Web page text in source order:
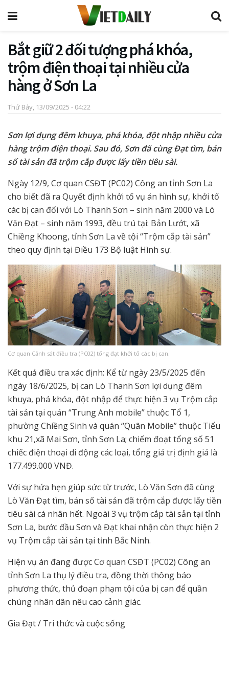
Bắt giữ 2 đối tượng phá khóa,
trộm điện thoại tại nhiều cửa
hàng ở Sơn La
Thứ Bảy, 13/09/2025 - 04:22
Sơn lợi dụng đêm khuya, phá khóa, đột nhập nhiều cửa
hàng trộm điện thoại. Sau đó, Sơn đã cùng Đạt tìm, bán
số tài sản đã trộm cắp được lấy tiền tiêu sài.
Ngày 12/9, Cơ quan CSĐT (PC02) Công an tỉnh Sơn La
cho biết đã ra Quyết định khởi tố vụ án hình sự, khởi tố
các bị can đối với Lò Thanh Sơn – sinh năm 2000 và Lò
Văn Đạt – sinh năm 1993, đều trú tại: Bản Lướt, xã
Chiềng Khoong, tỉnh Sơn La về tội “Trộm cắp tài sản”
theo quy định tại Điều 173 Bộ luật Hình sự.
Cơ quan Cảnh sát điều tra (PC02) tống đạt khởi tố các bị can.
Kết quả điều tra xác định: Kể từ ngày 23/5/2025 đến
ngày 18/6/2025, bị can Lò Thanh Sơn lợi dụng đêm
khuya, phá khóa, đột nhập để thực hiện 3 vụ Trộm cắp
tài sản tại quán “Trung Anh mobile” thuộc Tổ 1,
phường Chiềng Sinh và quán “Quân Mobile” thuộc Tiểu
khu 21,xã Mai Sơn, tỉnh Sơn La; chiếm đoạt tổng số 51
chiếc điện thoại di động các loại, tổng giá trị định giá là
177.499.000 VNĐ.
Với sự hứa hẹn giúp sức từ trước, Lò Văn Sơn đã cùng
Lò Văn Đạt tìm, bán số tài sản đã trộm cắp được lấy tiền
tiêu sài cá nhân hết. Ngoài 3 vụ trộm cắp tài sản tại tỉnh
Sơn La, bước đầu Sơn và Đạt khai nhận còn thực hiện 2
vụ Trộm cắp tài sản tại tỉnh Bắc Ninh.
Hiện vụ án đang được Cơ quan CSĐT (PC02) Công an
tỉnh Sơn La thụ lý điều tra, đồng thời thông báo
phương thức, thủ đoạn phạm tội của bị can để quần
chúng nhân dân nêu cao cảnh giác.
Gia Đạt / Tri thức và cuộc sống